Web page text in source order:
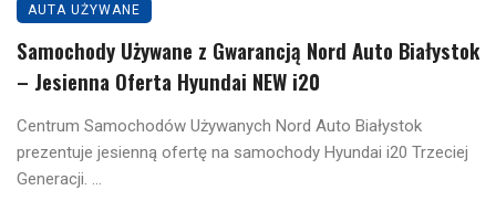
AUTA UŻYWANE
Samochody Używane z Gwarancją Nord Auto Białystok
– Jesienna Oferta Hyundai NEW i20
Centrum Samochodów Używanych Nord Auto Białystok
prezentuje jesienną ofertę na samochody Hyundai i20 Trzeciej
Generacji. ...